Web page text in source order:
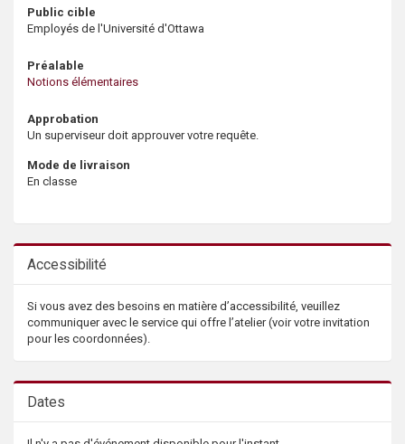
Public cible
Employés de l'Université d'Ottawa
Préalable
Notions élémentaires
Approbation
Un superviseur doit approuver votre requête.
Mode de livraison
En classe
Accessibilité
Si vous avez des besoins en matière d’accessibilité, veuillez
communiquer avec le service qui offre l’atelier (voir votre invitation
pour les coordonnées).
Dates